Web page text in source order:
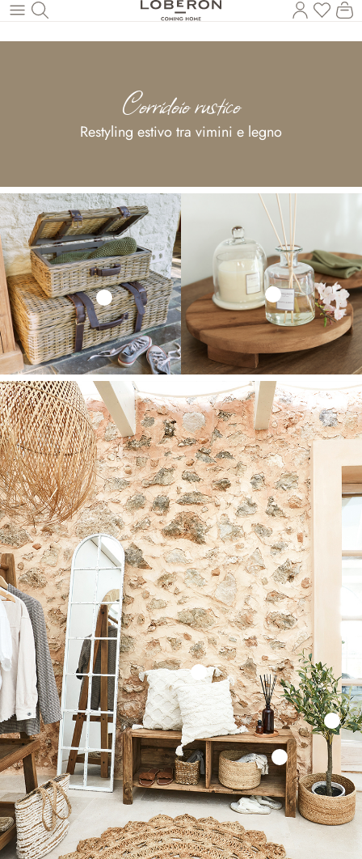
Torna al contenuto principale
Hai 0Il
Corridoio rustico
Restyling estivo tra vimini e legno